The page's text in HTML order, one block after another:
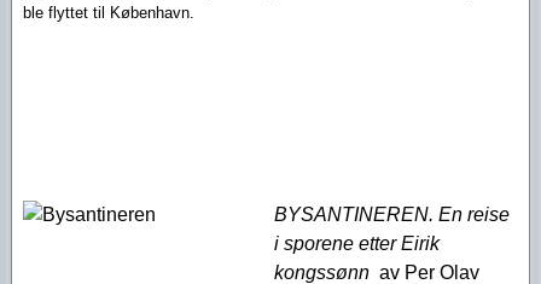
ble flyttet til København.
BYSANTINEREN. En reise
i sporene etter Eirik
kongssønn av Per Olav